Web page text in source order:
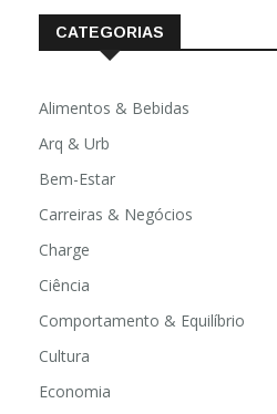
CATEGORIAS
Alimentos & Bebidas
Arq & Urb
Bem-Estar
Carreiras & Negócios
Charge
Ciência
Comportamento & Equilíbrio
Cultura
Economia